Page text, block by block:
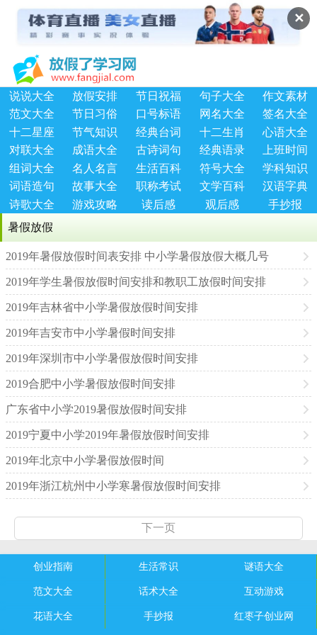
✕
说说大全 放假安排 节日祝福 句子大全
作文素材
范文大全
节日习俗 口号标语 网名大全
签名大全
十二星座
节气知识 经典台词 十二生肖
心语大全
对联大全
成语大全 古诗词句 经典语录
上班时间
组词大全
名人名言 生活百科 符号大全
学科知识
词语造句
故事大全 职称考试 文学百科
汉语字典
诗歌大全
游戏攻略 读后感 观后感
手抄报
暑假放假
2019年暑假放假时间表安排 中小学暑假放假大概几号
2019年学生暑假放假时间安排和教职工放假时间安排
2019年吉林省中小学暑假放假时间安排
2019年吉安市中小学暑假时间安排
2019年深圳市中小学暑假放假时间安排
2019合肥中小学暑假放假时间安排
广东省中小学2019暑假放假时间安排
2019宁夏中小学2019年暑假放假时间安排
2019年北京中小学暑假放假时间
2019年浙江杭州中小学寒暑假放假时间安排
下一页
创业指南 生活常识 谜语大全
范文大全 话术大全 互动游戏
花语大全 手抄报 红枣子创业网